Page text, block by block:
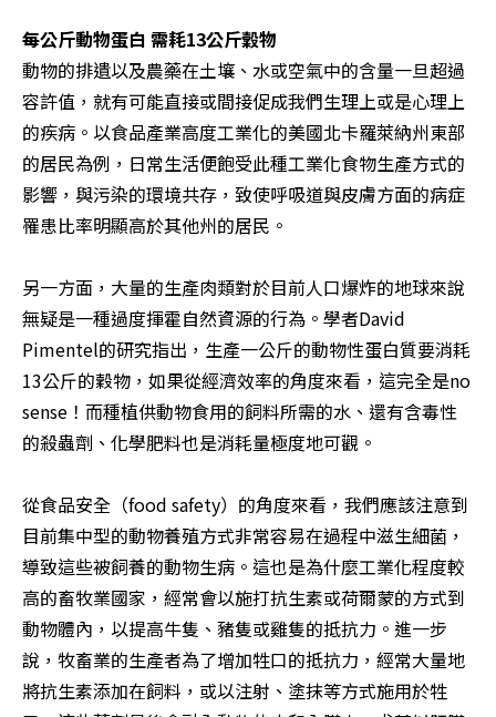
動物的排遺以及農藥在土壤、水或空氣中的含量一旦超過
容許值，就有可能直接或間接促成我們生理上或是心理上
的疾病。以食品產業高度工業化的美國北卡羅萊納州東部
的居民為例，日常生活便飽受此種工業化食物生產方式的
影響，與污染的環境共存，致使呼吸道與皮膚方面的病症
罹患比率明顯高於其他州的居民。
另一方面，大量的生產肉類對於目前人口爆炸的地球來說
無疑是一種過度揮霍自然資源的行為。學者David
Pimentel的研究指出，生產一公斤的動物性蛋白質要消耗
13公斤的穀物，如果從經濟效率的角度來看，這完全是no
sense！而種植供動物食用的飼料所需的水、還有含毒性
的殺蟲劑、化學肥料也是消耗量極度地可觀。
從食品安全（food safety）的角度來看，我們應該注意到
目前集中型的動物養殖方式非常容易在過程中滋生細菌，
導致這些被飼養的動物生病。這也是為什麼工業化程度較
高的畜牧業國家，經常會以施打抗生素或荷爾蒙的方式到
動物體內，以提高牛隻、豬隻或雞隻的抵抗力。進一步
說，牧畜業的生產者為了增加牲口的抵抗力，經常大量地
將抗生素添加在飼料，或以注射、塗抹等方式施用於牲